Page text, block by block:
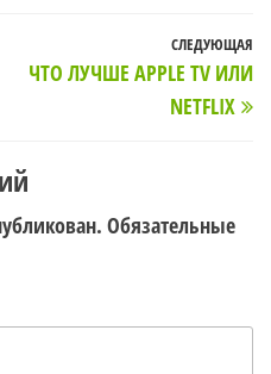
СЛЕДУЮЩАЯ
ЧТО ЛУЧШЕ APPLE TV ИЛИ
NETFLIX
Обязательные